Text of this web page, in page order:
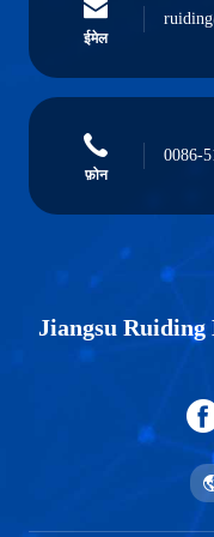
ईमेल
फ़ोन
0086-
Jiangsu